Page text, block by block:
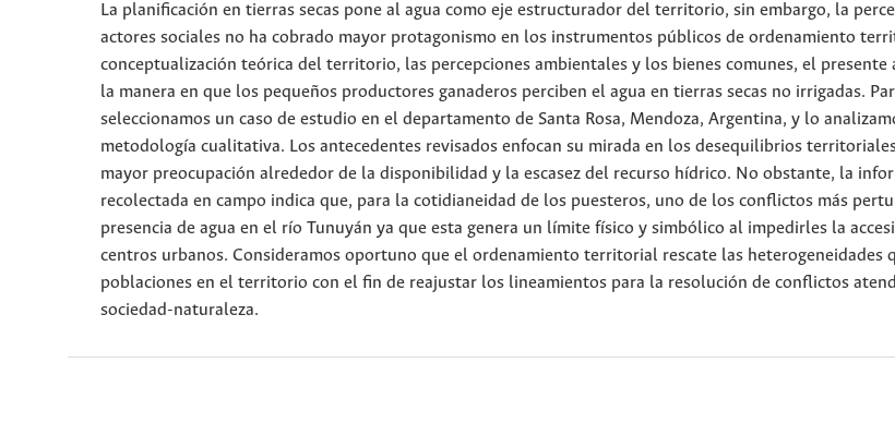
La planificación en tierras secas pone al agua como eje estructurador del territorio, sin embargo, la
actores sociales no ha cobrado mayor protagonismo en los instrumentos públicos de ordenamiento
conceptualización teórica del territorio, las percepciones ambientales y los bienes comunes, el
la manera en que los pequeños productores ganaderos perciben el agua en tierras secas no irrigadas.
seleccionamos un caso de estudio en el departamento de Santa Rosa, Mendoza, Argentina, y lo
metodología cualitativa. Los antecedentes revisados enfocan su mirada en los desequilibrios
mayor preocupación alrededor de la disponibilidad y la escasez del recurso hídrico. No obstante, la
recolectada en campo indica que, para la cotidianeidad de los puesteros, uno de los conflictos más
presencia de agua en el río Tunuyán ya que esta genera un límite físico y simbólico al impedirles la
centros urbanos. Consideramos oportuno que el ordenamiento territorial rescate las heterogeneidades
poblaciones en el territorio con el fin de reajustar los lineamientos para la resolución de conflictos
sociedad-naturaleza.